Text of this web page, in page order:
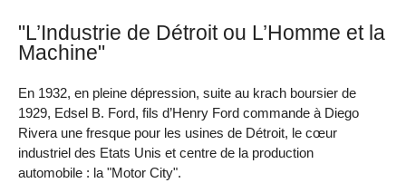
"L’Industrie de Détroit ou L’Homme et la
Machine"
En 1932, en pleine dépression, suite au krach boursier de
1929, Edsel B. Ford, fils d’Henry Ford commande à Diego
Rivera une fresque pour les usines de Détroit, le cœur
industriel des Etats Unis et centre de la production
automobile : la "Motor City".